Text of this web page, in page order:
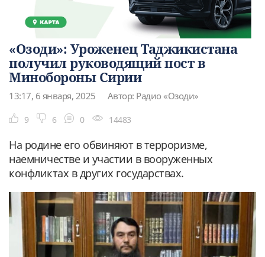
«Озоди»: Уроженец Таджикистана
получил руководящий пост в
Минобороны Сирии
13:17, 6 января, 2025 Автор: Радио «Озоди»
9 6 0 14483
На родине его обвиняют в терроризме,
наемничестве и участии в вооруженных
конфликтах в других государствах.